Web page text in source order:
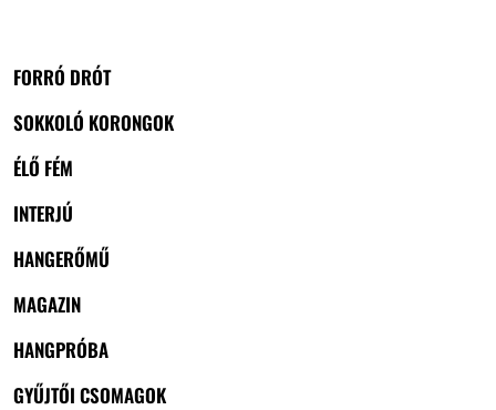
FORRÓ DRÓT
SOKKOLÓ KORONGOK
ÉLŐ FÉM
INTERJÚ
HANGERŐMŰ
MAGAZIN
HANGPRÓBA
GYŰJTŐI CSOMAGOK